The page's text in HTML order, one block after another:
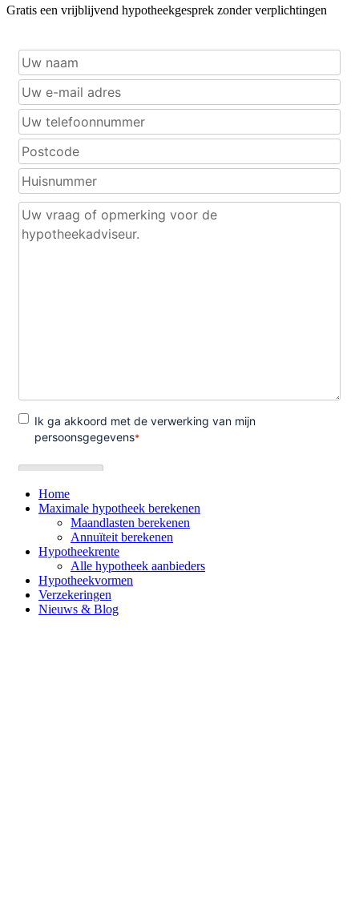
Gratis een vrijblijvend hypotheekgesprek zonder verplichtingen
Home
Maximale hypotheek berekenen
Maandlasten berekenen
Annuïteit berekenen
Hypotheekrente
Alle hypotheek aanbieders
Hypotheekvormen
Verzekeringen
Nieuws & Blog